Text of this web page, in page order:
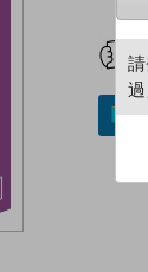
過